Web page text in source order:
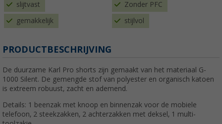
slijtvast Zonder PFC
gemakkelijk stijlvol
PRODUCTBESCHRIJVING
De duurzame Karl Pro shorts zijn gemaakt van het materiaal G-
1000 Silent. De gemengde stof van polyester en organisch katoen
is extreem robuust, zacht en ademend.
Details: 1 beenzak met knoop en binnenzak voor de mobiele
telefoon, 2 steekzakken, 2 achterzakken met deksel, 1 multi-